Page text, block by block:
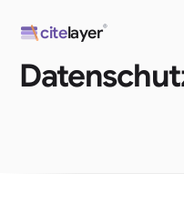
Inhalt
springen
citelayer®